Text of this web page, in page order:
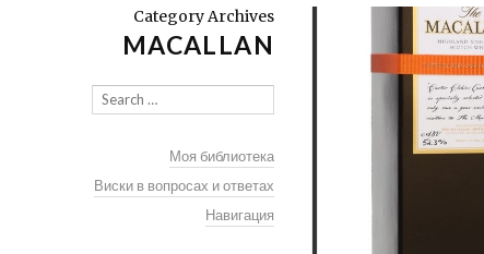
Category Archives
MACALLAN
Моя библиотека
Виски в вопросах и ответах
Навигация